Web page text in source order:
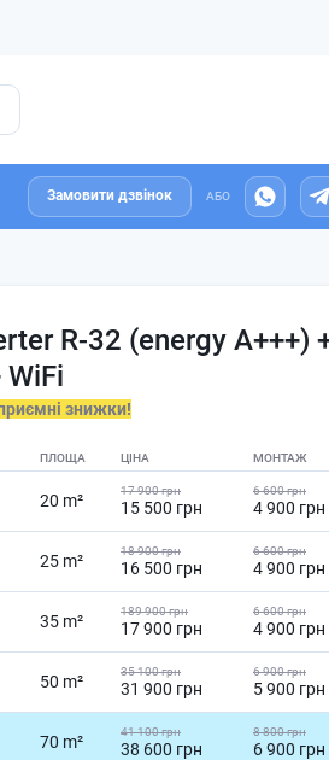
Замовити дзвінок АБО
R-32 (energy A+++)
WiFi
знижки!
ПЛОЩА ЦІНА МОНТАЖ
20 m²
17 900 грн
15 500 грн
6 600 грн
4 900 грн
25 m²
18 900 грн
16 500 грн
6 600 грн
4 900 грн
35 m²
189 900 грн
17 900 грн
6 600 грн
4 900 грн
50 m²
35 100 грн
31 900 грн
6 900 грн
5 900 грн
70 m²
41 100 грн
38 600 грн
8 800 грн
6 900 грн